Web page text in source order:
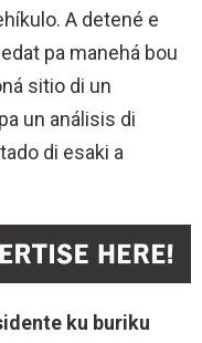
A detené e
pa manehá bou
sitio di un
un análisis di
di esaki a
ku buriku